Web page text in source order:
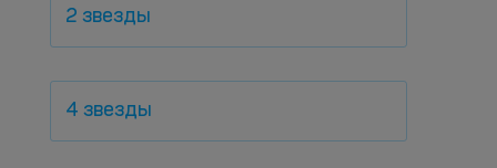
2 звезды
4 звезды